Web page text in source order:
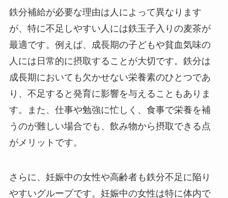
鉄分補給が必要な理由は人によって異なります
が、特に不足しやすい人には鉄玉子入りの麦茶が
最適です。例えば、成長期の子どもや貧血気味の
人には日常的に摂取することが大切です。鉄分は
成長期においても欠かせない栄養素のひとつであ
り、不足すると発育に影響を与えることもありま
す。また、仕事や勉強に忙しく、食事で栄養を補
うのが難しい場合でも、飲み物から摂取できる点
がメリットです。
さらに、妊娠中の女性や高齢者も鉄分不足に陥り
やすいグループです。妊娠中の女性は特に体内で